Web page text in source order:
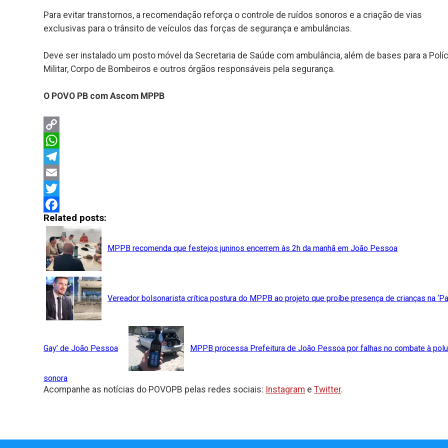
Para evitar transtornos, a recomendação reforça o controle de ruídos sonoros e a criação de vias
exclusivas para o trânsito de veículos das forças de segurança e ambulâncias.
Deve ser instalado um posto móvel da Secretaria de Saúde com ambulância, além de bases para a
Militar, Corpo de Bombeiros e outros órgãos responsáveis pela segurança.
O POVO PB com Ascom MPPB
Copy
Link
WhatsApp
Telegram
Email
Twitter
Facebook
Related posts:
MPPB recomenda que festejos juninos encerrem às 2h da manhã em João Pessoa
Vereador bolsonarista crítica postura do MPPB ao projeto que proíbe presença de crianças na
Gay’ de João Pessoa MPPB processa Prefeitura de João Pessoa por falhas no combate à
sonora
Acompanhe as notícias do POVOPB pelas redes sociais: Instagram e Twitter.